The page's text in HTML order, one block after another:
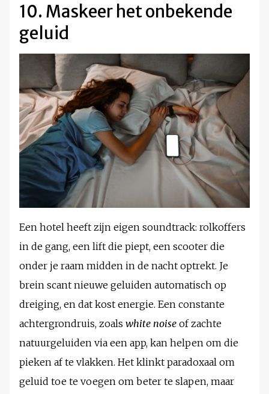
10. Maskeer het onbekende
geluid
Een hotel heeft zijn eigen soundtrack: rolkoffers
in de gang, een lift die piept, een scooter die
onder je raam midden in de nacht optrekt. Je
brein scant nieuwe geluiden automatisch op
dreiging, en dat kost energie. Een constante
achtergrondruis, zoals white noise of zachte
natuurgeluiden via een app, kan helpen om die
pieken af te vlakken. Het klinkt paradoxaal om
geluid toe te voegen om beter te slapen, maar